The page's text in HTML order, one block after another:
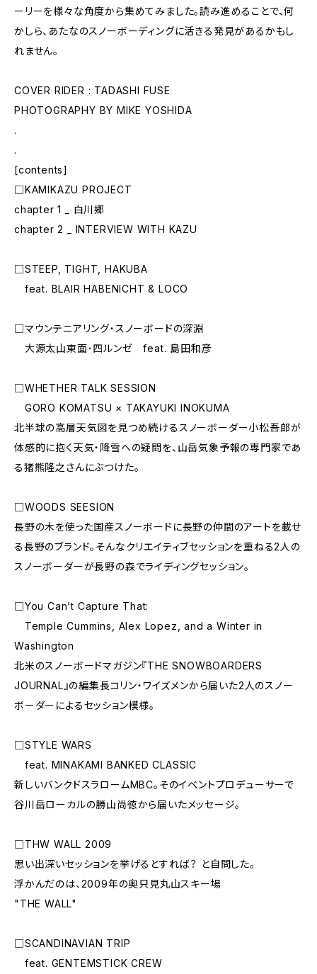
ーリーを様々な角度から集めてみました。読み進めることで、何
かしら、あたなのスノーボーディングに活きる発見があるかもし
れません。
COVER RIDER : TADASHI FUSE
PHOTOGRAPHY BY MIKE YOSHIDA
.
.
[contents]
□KAMIKAZU PROJECT
chapter 1 _ 白川郷
chapter 2 _ INTERVIEW WITH KAZU
□STEEP, TIGHT, HAKUBA
feat. BLAIR HABENICHT & LOCO
□マウンテニアリング・スノーボードの深淵
大源太山東面･四ルンゼ feat. 島田和彦
□WHETHER TALK SESSION
GORO KOMATSU × TAKAYUKI INOKUMA
北半球の高層天気図を見つめ続けるスノーボーダー小松吾郎が
体感的に抱く天気・降雪への疑問を、山岳気象予報の専門家であ
る猪熊隆之さんにぶつけた。
□WOODS SEESION
長野の木を使った国産スノーボードに長野の仲間のアートを載せ
る長野のブランド。そんなクリエイティブセッションを重ねる2人の
スノーボーダーが長野の森でライディングセッション。
□You Can’t Capture That:
Temple Cummins, Alex Lopez, and a Winter in
Washington
北米のスノーボードマガジン『THE SNOWBOARDERS
JOURNAL』の編集長コリン・ワイズメンから届いた2人のスノー
ボーダーによるセッション模様。
□STYLE WARS
feat. MINAKAMI BANKED CLASSIC
新しいバンクドスラロームMBC。そのイベントプロデューサーで
谷川岳ローカルの勝山尚徳から届いたメッセージ。
□THW WALL 2009
思い出深いセッションを挙げるとすれば？ と自問した。
浮かんだのは、2009年の奥只見丸山スキー場
"THE WALL"
□SCANDINAVIAN TRIP
feat. GENTEMSTICK CREW